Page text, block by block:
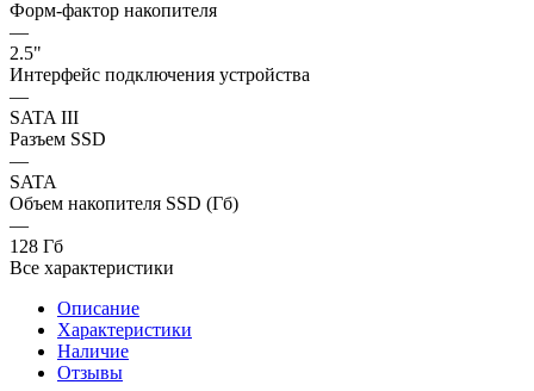
Форм-фактор накопителя
—
2.5"
Интерфейс подключения устройства
—
SATA III
Разъем SSD
—
SATA
Объем накопителя SSD (Гб)
—
128 Гб
Все характеристики
Описание
Характеристики
Наличие
Отзывы